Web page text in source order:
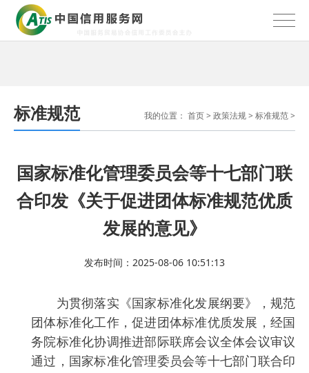
标准规范 我的位置： 首页> 政策法规> 标准规范>
国家标准化管理委员会等十七部门联
合印发《关于促进团体标准规范优质
发展的意见》
发布时间：2025-08-06 10:51:13
为贯彻落实《国家标准化发展纲要》，规范
团体标准化工作，促进团体标准优质发展，经国
务院标准化协调推进部际联席会议全体会议审议
通过，国家标准化管理委员会等十七部门联合印